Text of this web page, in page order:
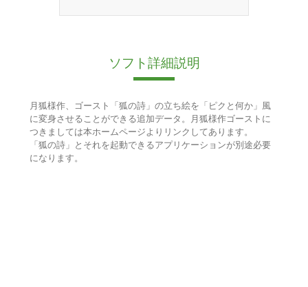
ソフト詳細説明
月狐様作、ゴースト「狐の詩」の立ち絵を「ピクと何か」風
に変身させることができる追加データ。月狐様作ゴーストに
つきましては本ホームページよりリンクしてあります。
「狐の詩」とそれを起動できるアプリケーションが別途必要
になります。